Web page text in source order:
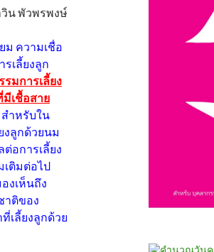
น พัวพรพงษ์
ม ความเชื่อ
เลี้ยงลูก
มการเลี้ยง
เชื้อสาย
สำหรับใน
งลูกด้วยนม
อการเลี้ยง
เติมต่อไป
งเห็นถึง
าติของ
เลี้ยงลูกด้วย